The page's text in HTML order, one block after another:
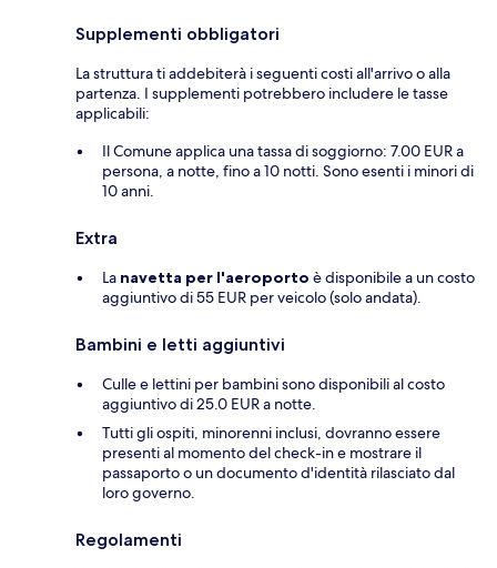
Supplementi obbligatori
La struttura ti addebiterà i seguenti costi all'arrivo o alla
partenza. I supplementi potrebbero includere le tasse
applicabili:
Il Comune applica una tassa di soggiorno: 7.00 EUR a
persona, a notte, fino a 10 notti. Sono esenti i minori di
10 anni.
Extra
La navetta per l'aeroporto è disponibile a un costo
aggiuntivo di 55 EUR per veicolo (solo andata).
Bambini e letti aggiuntivi
Culle e lettini per bambini sono disponibili al costo
aggiuntivo di 25.0 EUR a notte.
Tutti gli ospiti, minorenni inclusi, dovranno essere
presenti al momento del check-in e mostrare il
passaporto o un documento d'identità rilasciato dal
loro governo.
Regolamenti